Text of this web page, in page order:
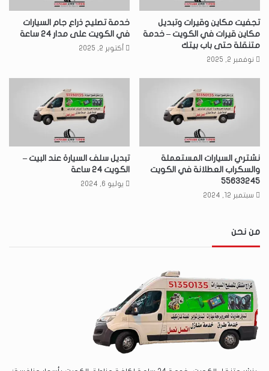
تجفيت مكاين وقيرات وتبديل
مكاين قيرات في الكويت – خدمة
متنقلة حتى باب بيتك
نوفمبر 2, 2025
خدمة تصليح ذراع جام السيارات
في الكويت على مدار 24 ساعة
أكتوبر 2, 2025
نشتري السيارات المستعملة
والسكراب العطلانة في الكويت
55633245
سبتمبر 12, 2024
تبديل سلف السيارة عند البيت –
الكويت 24 ساعة
يوليو 6, 2024
من نحن